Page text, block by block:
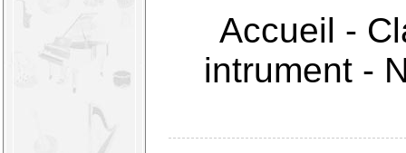
Accueil -
intrument-